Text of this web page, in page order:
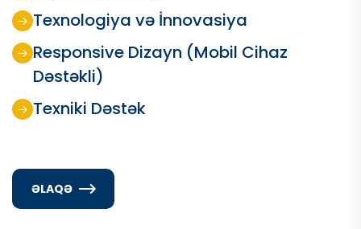
Texnologiya və İnnovasiya
Responsive Dizayn (Mobil Cihaz
Dəstəkli)
Texniki Dəstək
ƏLAQƏ